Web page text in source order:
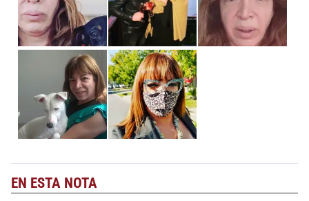
EN ESTA NOTA